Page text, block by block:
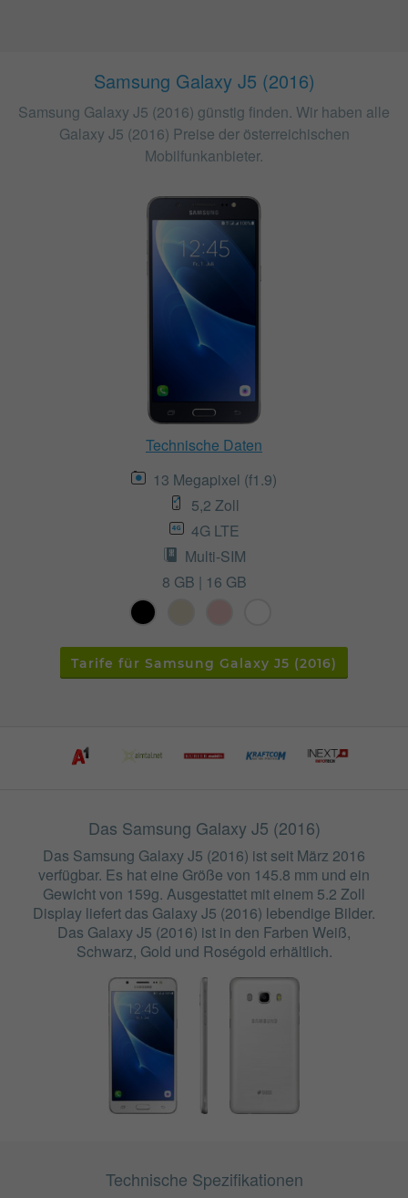
Samsung Galaxy J5 (2016)
Samsung Galaxy J5 (2016) günstig finden. Wir haben alle
Galaxy J5 (2016) Preise der österreichischen
Mobilfunkanbieter.
Technische Daten
13 Megapixel (f1.9)
5,2 Zoll
4G LTE
Multi-SIM
8 GB | 16 GB
Tarife für Samsung Galaxy J5 (2016)
Das Samsung Galaxy J5 (2016)
Das Samsung Galaxy J5 (2016) ist seit März 2016
verfügbar. Es hat eine Größe von 145.8 mm und ein
Gewicht von 159g. Ausgestattet mit einem 5.2 Zoll
Display liefert das Galaxy J5 (2016) lebendige Bilder.
Das Galaxy J5 (2016) ist in den Farben Weiß,
Schwarz, Gold und Roségold erhältlich.
Technische Spezifikationen